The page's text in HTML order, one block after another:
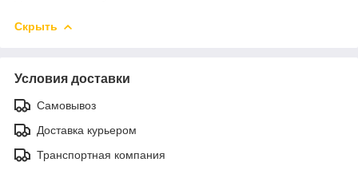
Скрыть
Условия доставки
Самовывоз
Доставка курьером
Транспортная компания